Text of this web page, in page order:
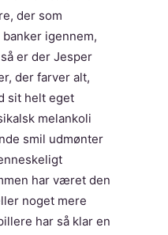
der som
igennem,
er der Jesper
der farver alt,
sit helt eget
melankoli
smil udmønter
har været den
noget mere
har så klar en